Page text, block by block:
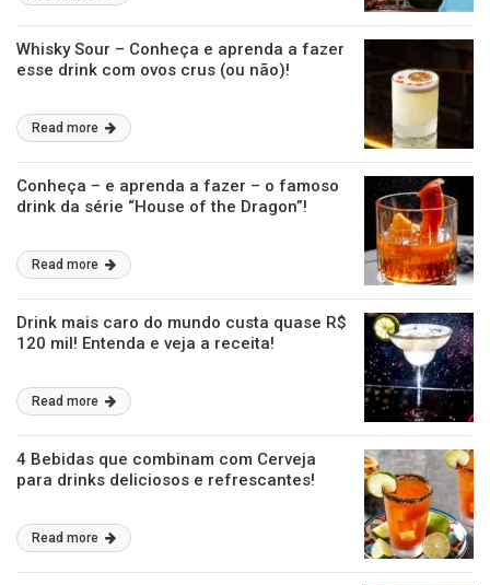
Whisky Sour – Conheça e aprenda a fazer
esse drink com ovos crus (ou não)!
Read more
Conheça – e aprenda a fazer – o famoso
drink da série “House of the Dragon”!
Read more
Drink mais caro do mundo custa quase R$
120 mil! Entenda e veja a receita!
Read more
4 Bebidas que combinam com Cerveja
para drinks deliciosos e refrescantes!
Read more